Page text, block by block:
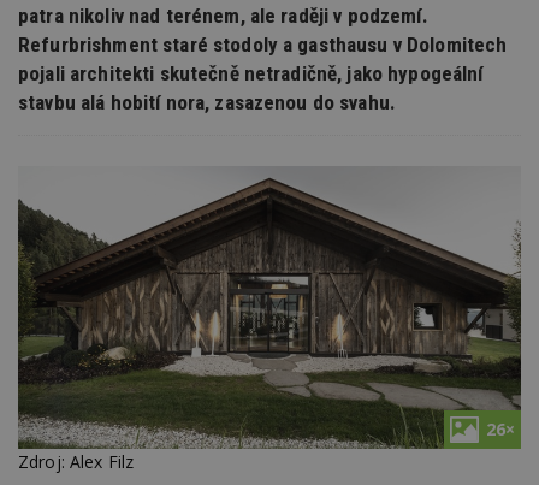
patra nikoliv nad terénem, ale raději v podzemí.
Refurbrishment staré stodoly a gasthausu v Dolomitech
pojali architekti skutečně netradičně, jako hypogeální
stavbu alá hobití nora, zasazenou do svahu.
26×
Zdroj: Alex Filz